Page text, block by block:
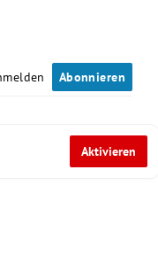
Abonnieren
Aktivieren